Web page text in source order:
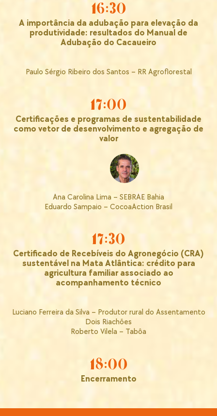
16:30
A importância da adubação para elevação da
produtividade: resultados do Manual de
Adubação do Cacaueiro
Paulo Sérgio Ribeiro dos Santos – RR Agroflorestal
17:00
Certificações e programas de sustentabilidade
como vetor de desenvolvimento e agregação de
valor
Ana Carolina Lima – SEBRAE Bahia
Eduardo Sampaio – CocoaAction Brasil
17:30
Certificado de Recebíveis do Agronegócio (CRA)
sustentável na Mata Atlântica: crédito para
agricultura familiar associado ao
acompanhamento técnico
Luciano Ferreira da Silva – Produtor rural do Assentamento
Dois Riachões
Roberto Vilela – Tabôa
18:00
Encerramento